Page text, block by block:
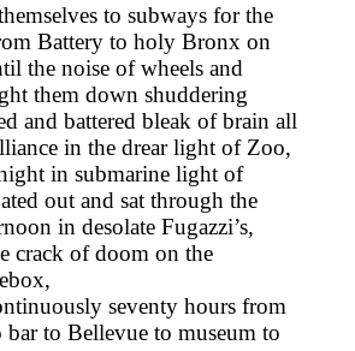
to subways for the
Battery to holy Bronx on
the noise of wheels and
them down shuddering
and battered bleak of brain all
in the drear light of Zoo,
in submarine light of
out and sat through the
in desolate Fugazzi’s,
crack of doom on the
seventy hours from
bar to Bellevue to museum to